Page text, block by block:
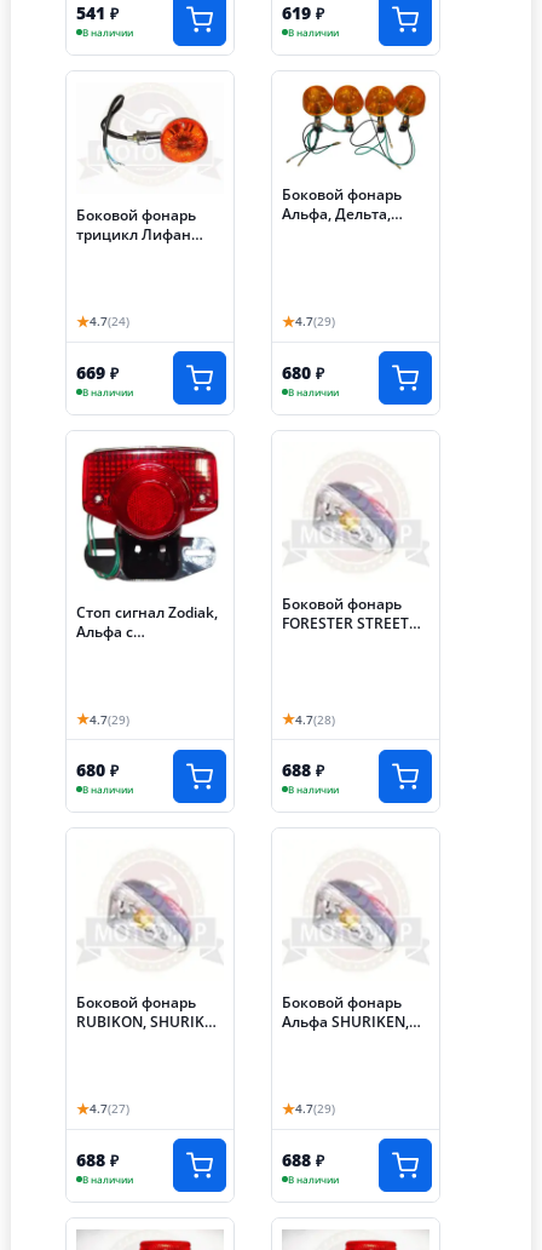
541 ₽
В наличии
619 ₽
В наличии
Боковой фонарь
трицикл Лифан
★4.7(24)
669 ₽
В наличии
Боковой фонарь
Альфа, Дельта,
★4.7(29)
680 ₽
В наличии
Стоп сигнал Zodiak,
Альфа с
★4.7(29)
680 ₽
В наличии
Боковой фонарь
FORESTER STREET
★4.7(28)
688 ₽
В наличии
Боковой фонарь
RUBIKON, SHURIKEN
★4.7(27)
688 ₽
В наличии
Боковой фонарь
Альфа SHURIKEN,
★4.7(29)
688 ₽
В наличии